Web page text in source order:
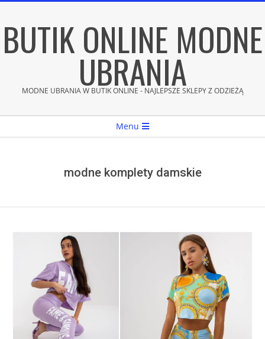
content
BUTIK ONLINE MODNE
UBRANIA
MODNE UBRANIA W BUTIK ONLINE - NAJLEPSZE SKLEPY Z ODZIEŻĄ
Menu
modne komplety damskie